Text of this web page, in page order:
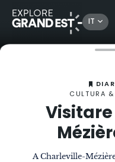
IT
La Rivista
CULTURA
A Charleville-